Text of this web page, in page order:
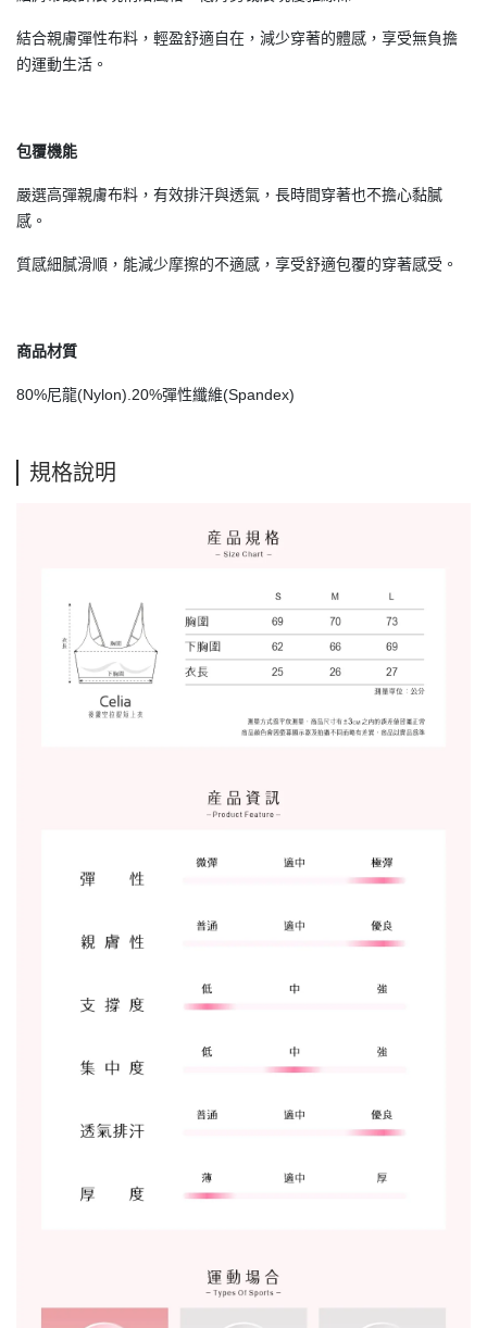
結合親膚彈性布料，輕盈舒適自在，減少穿著的體感，享受無負擔
的運動生活。
包覆機能
嚴選高彈親膚布料，有效排汗與透氣，長時間穿著也不擔心黏膩
感。
質感細膩滑順，能減少摩擦的不適感，享受舒適包覆的穿著感受。
商品材質
80%尼龍(Nylon).20%彈性纖維(Spandex)
規格說明